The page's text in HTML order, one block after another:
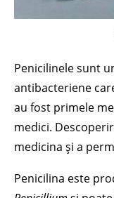
Penicilinele sunt
antibacteriene
au fost primele
medici.
medicina și a
Penicilina este